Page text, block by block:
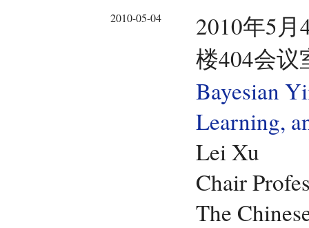
2010-05-04
2010年5
楼404会议
Bayesian
Learning,
Lei Xu
Chair
The